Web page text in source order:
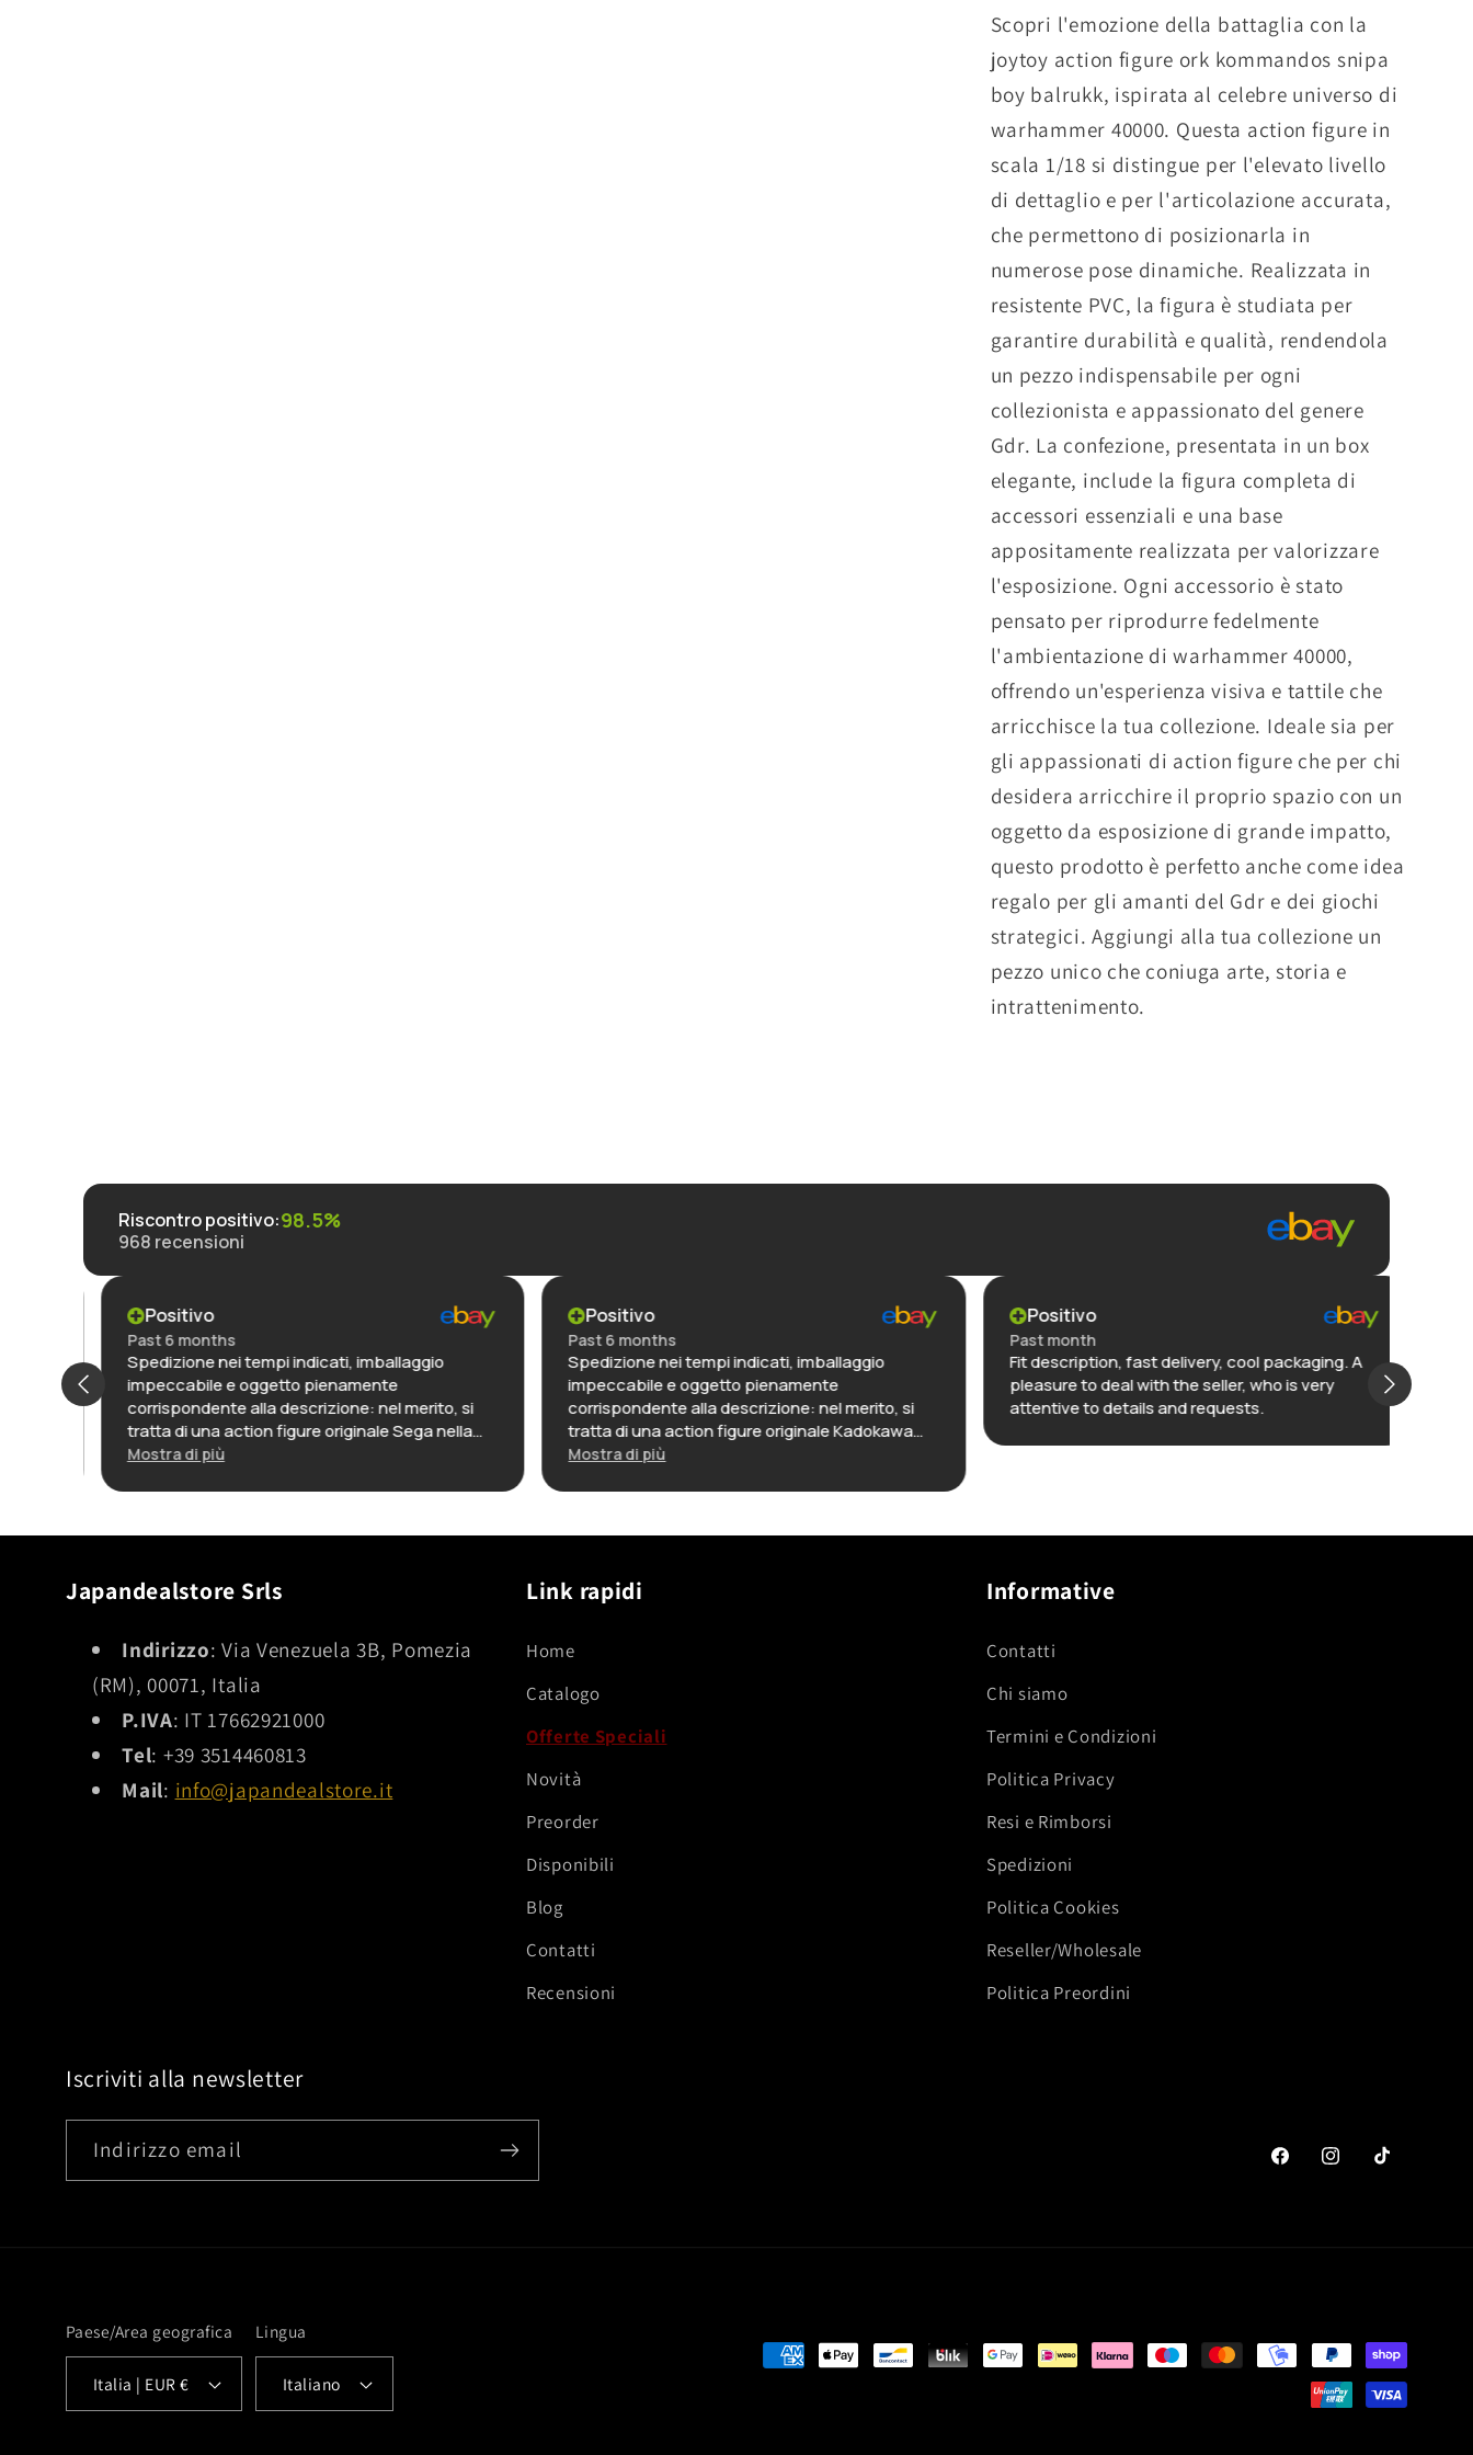
Scopri l'emozione della battaglia con la
joytoy action figure ork kommandos snipa
boy balrukk, ispirata al celebre universo di
warhammer 40000. Questa action figure in
scala 1/18 si distingue per l'elevato livello
di dettaglio e per l'articolazione accurata,
che permettono di posizionarla in
numerose pose dinamiche. Realizzata in
resistente PVC, la figura è studiata per
garantire durabilità e qualità, rendendola
un pezzo indispensabile per ogni
collezionista e appassionato del genere
Gdr. La confezione, presentata in un box
elegante, include la figura completa di
accessori essenziali e una base
appositamente realizzata per valorizzare
l'esposizione. Ogni accessorio è stato
pensato per riprodurre fedelmente
l'ambientazione di warhammer 40000,
offrendo un'esperienza visiva e tattile che
arricchisce la tua collezione. Ideale sia per
gli appassionati di action figure che per chi
desidera arricchire il proprio spazio con un
oggetto da esposizione di grande impatto,
questo prodotto è perfetto anche come idea
regalo per gli amanti del Gdr e dei giochi
strategici. Aggiungi alla tua collezione un
pezzo unico che coniuga arte, storia e
intrattenimento.
Riscontro positivo:98.5%
968 recensioni
Positivo
Past 6 months
Spedizione nei tempi indicati, imballaggio
impeccabile e oggetto pienamente
corrispondente alla descrizione: nel merito, si
tratta di una action figure originale Sega nella
sua confezione, ancora incartata, ed è
Mostra di più
Positivo
Past 6 months
Spedizione nei tempi indicati, imballaggio
impeccabile e oggetto pienamente
corrispondente alla descrizione: nel merito, si
tratta di una action figure originale Kadokawa
(linea KdColle) nella sua confezione
prezzo decisamente molto elevato.
Mostra di più
Positivo
Past month
Fit description, fast delivery, cool packaging. A
pleasure to deal with the seller, who is very
attentive to details and requests.
Japandealstore Srls
Indirizzo: Via Venezuela 3B, Pomezia
(RM), 00071, Italia
P.IVA: IT 17662921000
Tel: +39 3514460813
Mail: info@japandealstore.it
Link rapidi
Home
Catalogo
Offerte Speciali
Novità
Preorder
Disponibili
Blog
Contatti
Recensioni
Informative
Contatti
Chi siamo
Termini e Condizioni
Politica Privacy
Resi e Rimborsi
Spedizioni
Politica Cookies
Reseller/Wholesale
Politica Preordini
Iscriviti alla newsletter
Indirizzo email
FacebookInstagramTikTok
Paese/Area geografica
Italia | EUR €
Lingua
Italiano
Metodi